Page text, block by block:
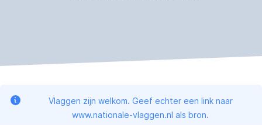
Vlaggen zijn welkom. Geef echter een link naar
www.nationale-vlaggen.nl als bron.